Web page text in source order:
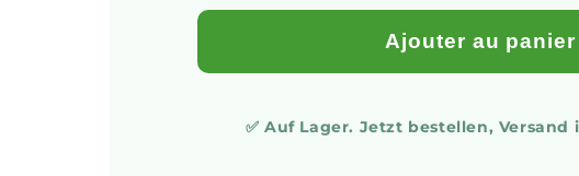
Ajouter au panier
✅ Auf Lager. Jetzt bestellen,